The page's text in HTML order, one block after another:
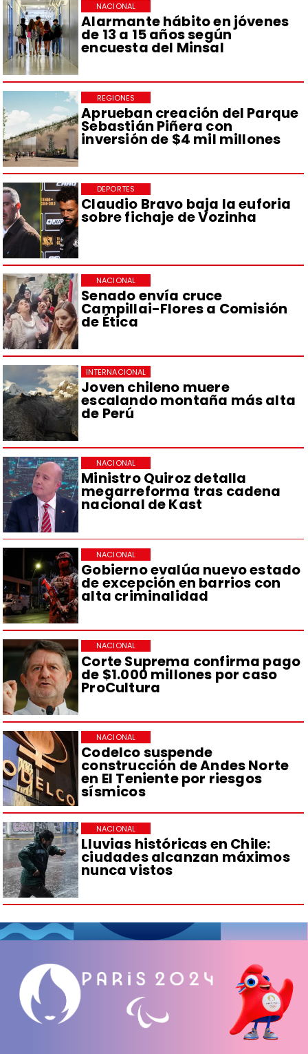
Alarmante hábito en jóvenes
de 13 a 15 años según
encuesta del Minsal
NACIONAL
Aprueban creación del Parque
Sebastián Piñera con
inversión de $4 mil millones
REGIONES
Claudio Bravo baja la euforia
sobre fichaje de Vozinha
DEPORTES
Senado envía cruce
Campillai-Flores a Comisión
de Ética
NACIONAL
Joven chileno muere
escalando montaña más alta
de Perú
INTERNACIONAL
Ministro Quiroz detalla
megarreforma tras cadena
nacional de Kast
NACIONAL
Gobierno evalúa nuevo estado
de excepción en barrios con
alta criminalidad
NACIONAL
Corte Suprema confirma pago
de $1.000 millones por caso
ProCultura
NACIONAL
Codelco suspende
construcción de Andes Norte
en El Teniente por riesgos
sísmicos
NACIONAL
Lluvias históricas en Chile:
ciudades alcanzan máximos
nunca vistos
NACIONAL